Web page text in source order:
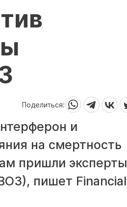
Поделиться:
и
на смертность
пришли эксперты
пишет Financial